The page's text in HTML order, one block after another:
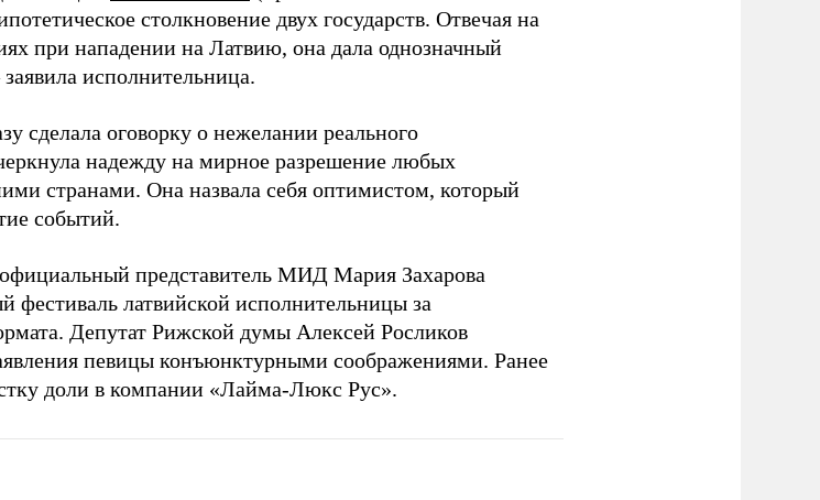
столкновение двух государств. Отвечая на
при нападении на Латвию, она дала однозначный
исполнительница.
сделала оговорку о нежелании реального
надежду на мирное разрешение любых
странами. Она назвала себя оптимистом, который
событий.
представитель МИД Мария Захарова
фестиваль латвийской исполнительницы за
Депутат Рижской думы Алексей Росликов
певицы конъюнктурными соображениями. Ранее
доли в компании «Лайма-Люкс Рус».